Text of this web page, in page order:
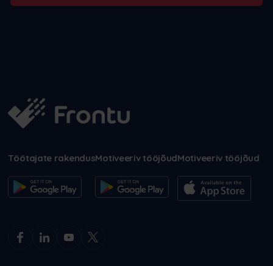
Töötajate rakendusMotiveeriv tööjõudMotiveeriv tööjõud